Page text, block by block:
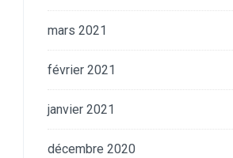
mars 2021
février 2021
janvier 2021
décembre 2020